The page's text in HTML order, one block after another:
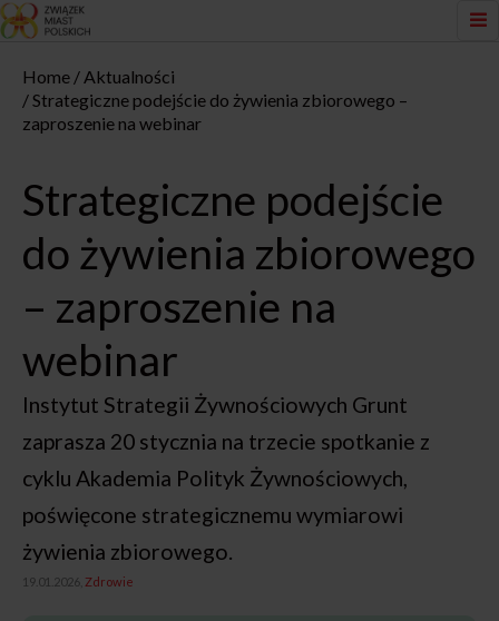
Home
Aktualności
Strategiczne podejście do żywienia zbiorowego –
zaproszenie na webinar
Strategiczne podejście
do żywienia zbiorowego
– zaproszenie na
webinar
Instytut Strategii Żywnościowych Grunt
zaprasza 20 stycznia na trzecie spotkanie z
cyklu Akademia Polityk Żywnościowych,
poświęcone strategicznemu wymiarowi
żywienia zbiorowego.
19.01.2026, Zdrowie